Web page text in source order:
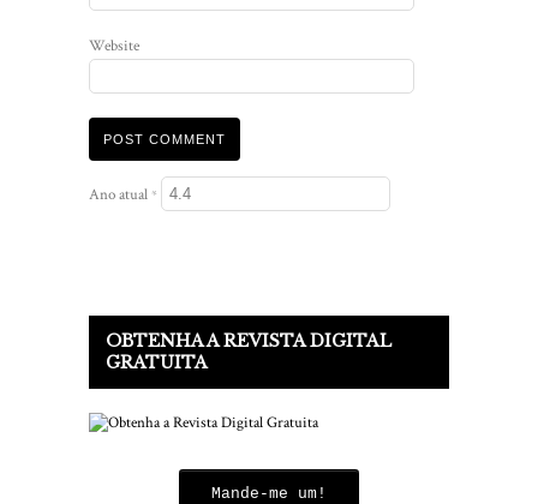
Website
Ano atual *
OBTENHA A REVISTA DIGITAL
GRATUITA
Mande-me um!